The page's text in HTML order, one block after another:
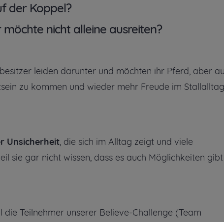
der Koppel?
nicht alleine ausreiten?
leiden darunter und möchten ihr Pferd, aber
zu kommen und wieder mehr Freude im
Unsicherheit, die sich im Alltag zeigt und viele
sie gar nicht wissen, dass es auch Möglichkeiten
Teilnehmer unserer Believe-Challenge (Team